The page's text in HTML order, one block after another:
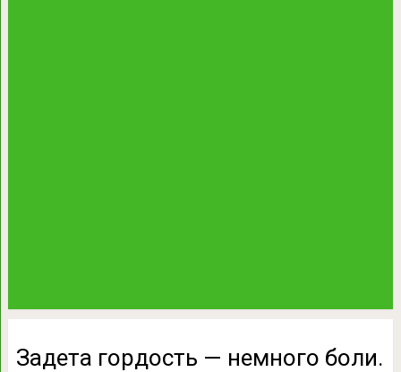
Задета гордость — немного боли.